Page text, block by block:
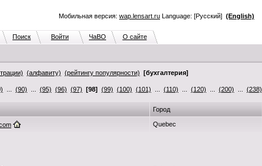
Мобильная версия: wap.lensart.ru Language: [Русский] (English)
Поиск Войти ЧаВО О сайте
(алфавиту) (рейтингу популярности) [бухгалтерия]
(90) (95) (96) (97) [98] (99) (100) (101) (110) (120) (200) (238)
Город
Quebec